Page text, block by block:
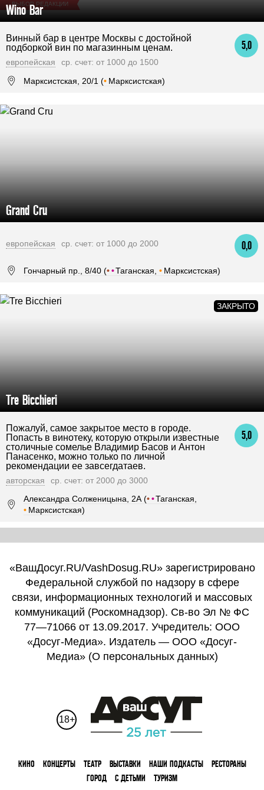
ВЫБОР РЕДАКЦИИ
Wino Bar
5,0
Винный бар в центре Москвы с достойной
подборкой вин по магазинным ценам.
европейская
ср. счет: от 1000 до 1500
Марксистская, 20/1 (• Марксистская)
Grand Cru
0,0
европейская ср. счет: от 1000 до 2000
Гончарный пр., 8/40 (••Таганская, • Марксистская)
Tre Bicchieri
5,0
Пожалуй, самое закрытое место в городе.
Попасть в винотеку, которую открыли известные
столичные сомелье Владимир Басов и Антон
Панасенко, можно только по личной
рекомендации ее завсегдатаев.
авторская
ср. счет: от 2000 до 3000
Александра Солженицына, 2А (••Таганская,
• Марксистская)
«ВашДосуг.RU/VashDosug.RU» зарегистрировано
Федеральной службой по надзору в сфере
связи, информационных технологий и массовых
коммуникаций (Роскомнадзор). Св-во Эл № ФС
77—71066 от 13.09.2017. Учредитель: ООО
«Досуг-Медиа». Издатель — ООО «Досуг-
Медиа» (О персональных данных)
18+
КИНО КОНЦЕРТЫ ТЕАТР ВЫСТАВКИ НАШИ ПОДКАСТЫ
РЕСТОРАНЫ
ГОРОД
С ДЕТЬМИ ТУРИЗМ